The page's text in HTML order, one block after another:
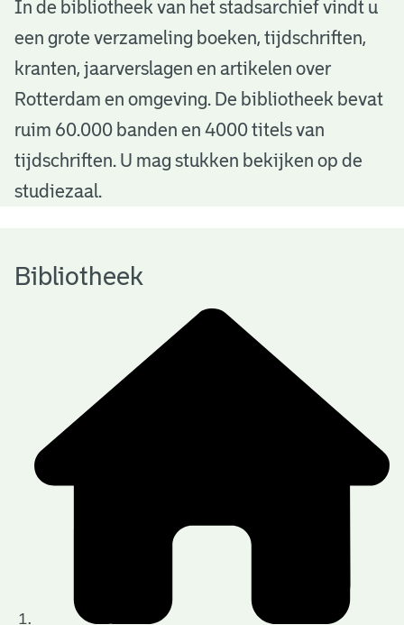
B
b
o
h
In de bibliotheek van het stadsarchief vindt u
een grote verzameling boeken, tijdschriften,
kranten, jaarverslagen en artikelen over
Rotterdam en omgeving. De bibliotheek bevat
ruim 60.000 banden en 4000 titels van
tijdschriften. U mag stukken bekijken op de
studiezaal.
Bibliotheek